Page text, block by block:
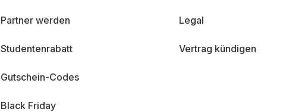
Partner werden
Studentenrabatt
Gutschein-Codes
Black Friday
Legal
Vertrag kündigen